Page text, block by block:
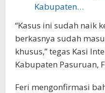
Kabupaten…
“Kasus ini sudah naik
berkasnya sudah
khusus,” tegas Kasi
Kabupaten Pasuruan,
Feri mengonfirmasi